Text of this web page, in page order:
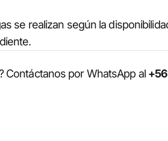
se realizan según la
Contáctanos por WhatsApp al